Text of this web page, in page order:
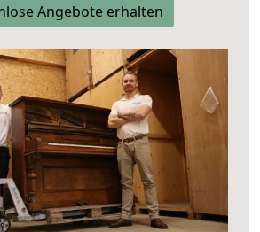
Angebote erhalten